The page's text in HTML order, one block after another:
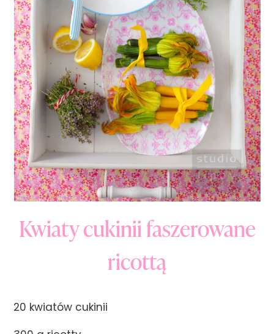
Kwiaty cukinii faszerowane
ricottą
20 kwiatów cukinii